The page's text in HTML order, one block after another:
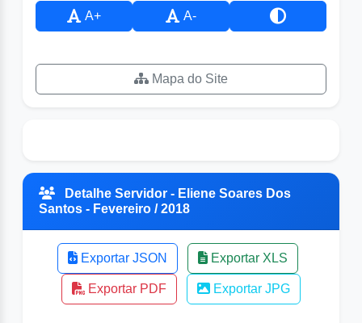
A+ A-
Mapa do Site
Detalhe Servidor - Eliene Soares Dos
Santos - Fevereiro / 2018
Exportar JSON Exportar XLS
Exportar PDF Exportar JPG